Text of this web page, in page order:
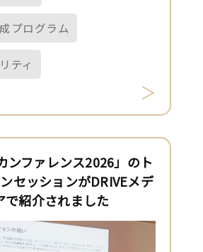
プログラム
ティ
ンファレンス2026」のト
セッションがDRIVEメデ
で紹介されました